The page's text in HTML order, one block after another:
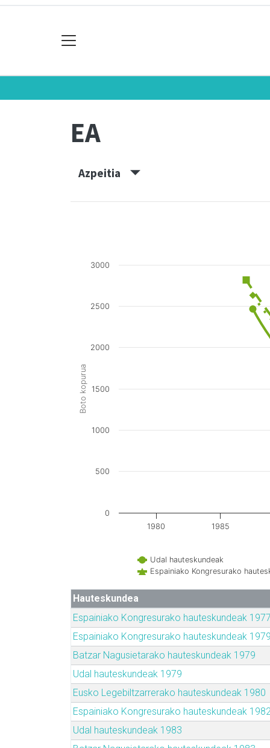
EA
Azpeitia
Boto kopurua
Udal hauteskundeak
Espainiako Kongresurako
1980 1985
0
500
1000
1500
2000
2500
3000
Hauteskundea
Espainiako Kongresurako hauteskundeak 1977
Espainiako Kongresurako hauteskundeak 1979
Batzar Nagusietarako hauteskundeak 1979
Udal hauteskundeak 1979
Eusko Legebiltzarrerako hauteskundeak 1980
Espainiako Kongresurako hauteskundeak 1982
Udal hauteskundeak 1983